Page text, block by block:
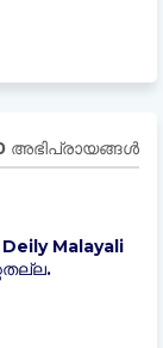
അഭിപ്രായങ്ങള്‍
Malayali